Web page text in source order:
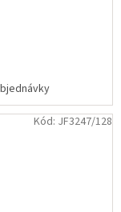
Kód: JF3247/128